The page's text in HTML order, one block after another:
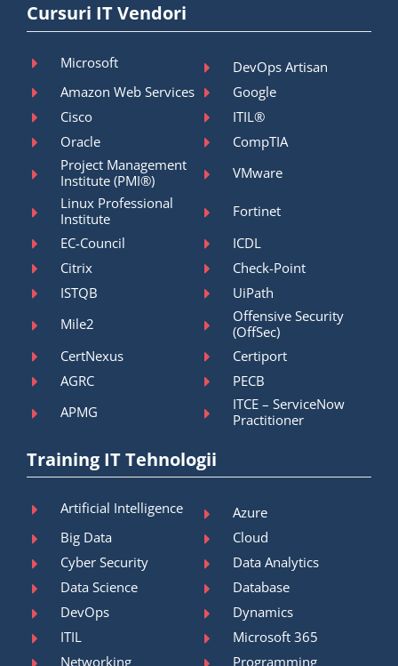
Cursuri IT Vendori
Microsoft
DevOps Artisan
Amazon Web Services
Google
Cisco
ITIL®
Oracle
CompTIA
Project Management
Institute (PMI®)
VMware
Linux Professional
Institute
Fortinet
EC-Council
ICDL
Citrix
Check-Point
ISTQB
UiPath
Mile2
Offensive Security
(OffSec)
CertNexus
Certiport
AGRC
PECB
APMG
ITCE – ServiceNow
Practitioner
Training IT Tehnologii
Artificial Intelligence
Azure
Big Data
Cloud
Cyber Security
Data Analytics
Data Science
Database
DevOps
Dynamics
ITIL
Microsoft 365
Networking
Programming